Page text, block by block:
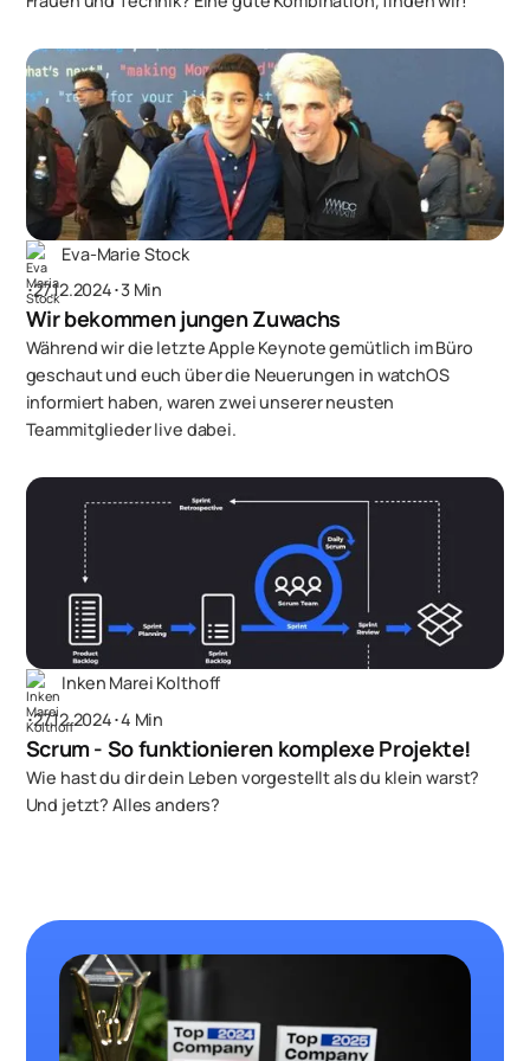
Eva-Marie Stock
･27.12.2024･3 Min
Wir bekommen jungen Zuwachs
Während wir die letzte Apple Keynote gemütlich im Büro
geschaut und euch über die Neuerungen in watchOS
informiert haben, waren zwei unserer neusten
Teammitglieder live dabei.
Inken Marei Kolthoff
･27.12.2024･4 Min
Scrum - So funktionieren komplexe Projekte!
Wie hast du dir dein Leben vorgestellt als du klein warst?
Und jetzt? Alles anders?